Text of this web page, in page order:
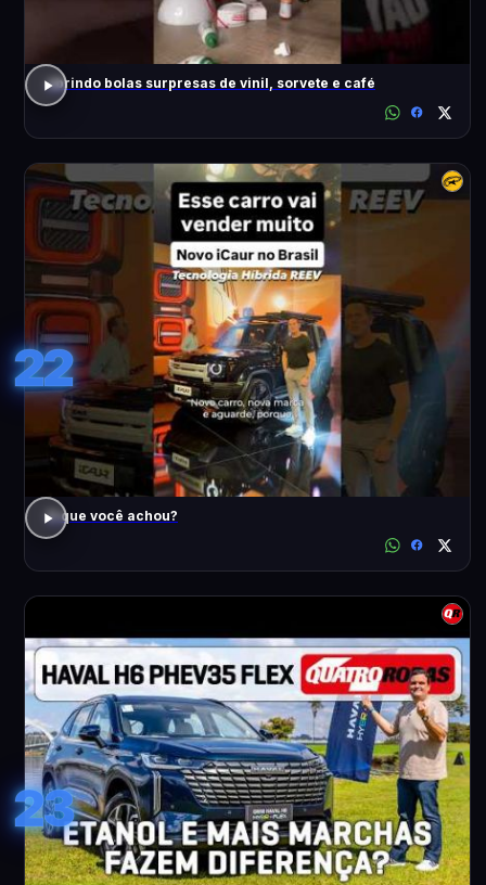
abrindo bolas surpresas de vinil, sorvete e café
22
O que você achou?
23